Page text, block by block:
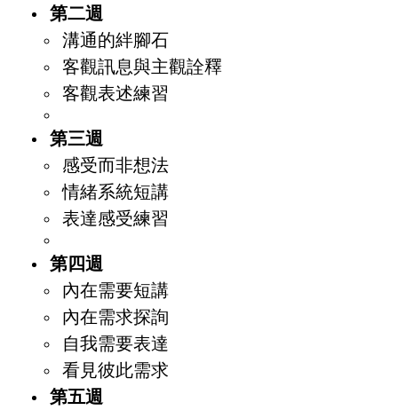
第二週
溝通的絆腳石
客觀訊息與主觀詮釋
客觀表述練習
第三週
感受而非想法
情緒系統短講
表達感受練習
第四週
內在需要短講
內在需求探詢
自我需要表達
看見彼此需求
第五週